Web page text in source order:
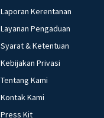
Laporan Kerentanan
Layanan Pengaduan
Syarat & Ketentuan
Kebijakan Privasi
Tentang Kami
Kontak Kami
Press Kit